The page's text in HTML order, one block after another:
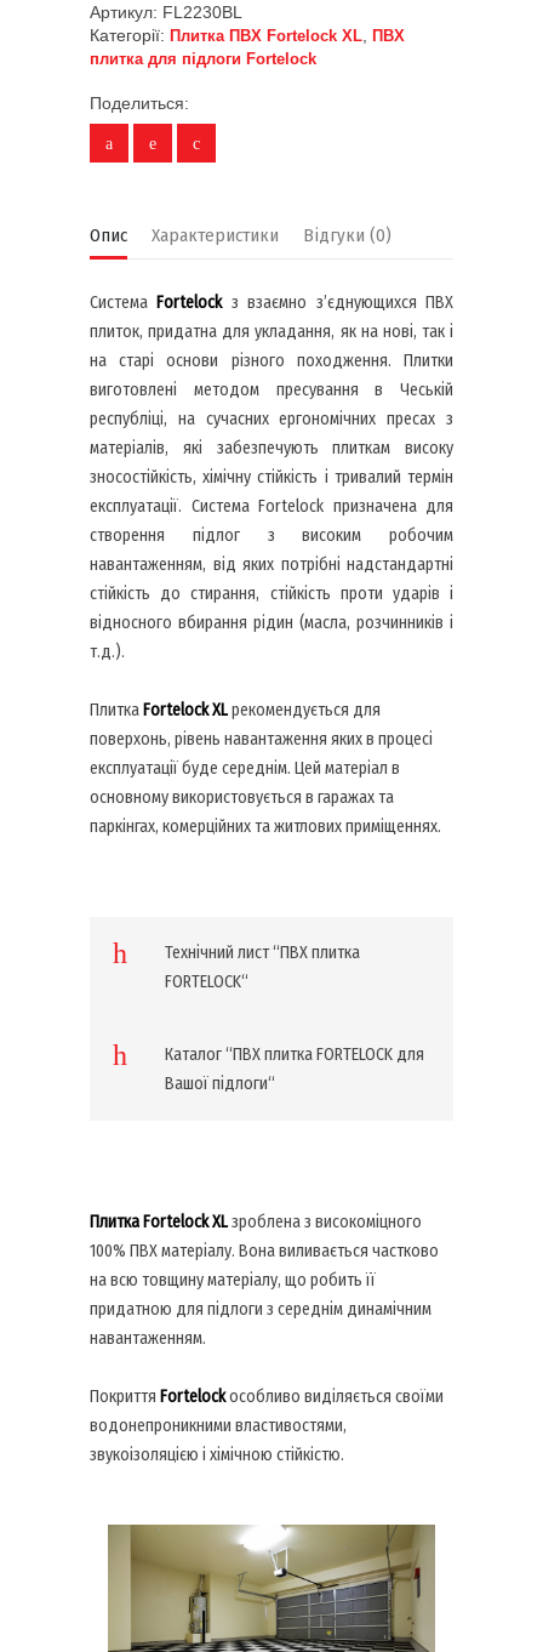
Артикул: FL2230BL
Категорії: Плитка ПВХ Fortelock XL
ПВХ
плитка для підлоги Fortelock
Поделиться:
Опис Характеристики Відгуки (0)
СистемаFortelock з взаємно з’єднующихся ПВХ
плиток, придатна для укладання, як на нові, так і
на старі основи різного походження. Плитки
виготовлені методом пресування в Чеській
республіці, на сучасних ергономічних пресах з
матеріалів, які забезпечують плиткам високу
зносостійкість, хімічну стійкість і тривалий термін
експлуатації. Система Fortelock призначена для
створення підлог з високим робочим
навантаженням, від яких потрібні надстандартні
стійкість до стирання, стійкість проти ударів і
відносного вбирання рідин (масла, розчинників і
т.д.).
ПлиткаFortelockXLрекомендується для
поверхонь, рівень навантаження яких в процесі
експлуатації буде середнім. Цей матеріал в
основному використовується в гаражах та
паркінгах, комерційних та житлових приміщеннях.
Технічний лист “ПВХ плитка
FORTELOCK“
Каталог “ПВХ плитка FORTELOCK для
Вашої підлоги“
Плитка Fortelock XLзроблена з високоміцного
100% ПВХ матеріалу. Вона виливається частково
на всю товщину матеріалу, що робить її
придатною для підлоги з середнім динамічним
навантаженням.
Покриття Fortelockособливо виділяється своїми
водонепроникними властивостями,
звукоізоляцією і хімічною стійкістю.